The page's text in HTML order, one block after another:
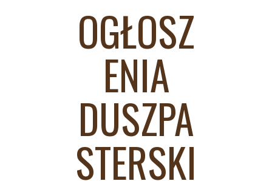
OGŁOSZ
ENIA
DUSZPA
STERSKI